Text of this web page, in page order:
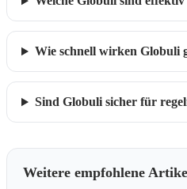
Wie schnell wirken Globuli
Sind Globuli sicher für
Weitere empfohlene